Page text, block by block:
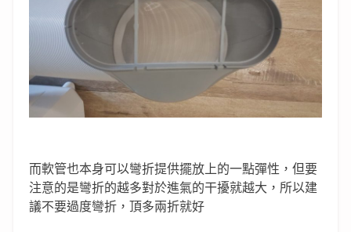
而軟管也本身可以彎折提供擺放上的一點彈性，但要
注意的是彎折的越多對於進氣的干擾就越大，所以建
議不要過度彎折，頂多兩折就好